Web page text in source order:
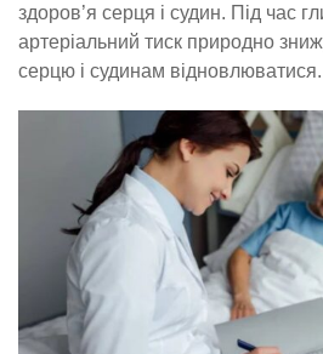
здоров’я серця і судин. Під час
артеріальний тиск природно
серцю і судинам відновлюватися.